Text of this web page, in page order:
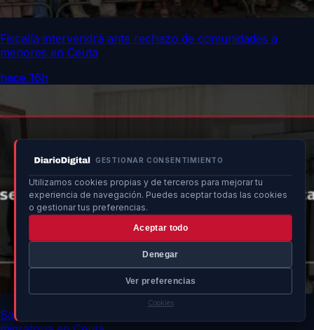
GESTIONAR CONSENTIMIENTO
Utilizamos cookies propias y de terceros para mejorar tu
experiencia de navegación. Puedes aceptar todas las cookies
o gestionar tus preferencias.
Aceptar todo
Denegar
Ver preferencias
Cookies
Fiscalía intervendrá ante rechazo de comunidades a
menores en Ceuta
hace 16h
Sánchez discute estrategias para seguridad y ayuda